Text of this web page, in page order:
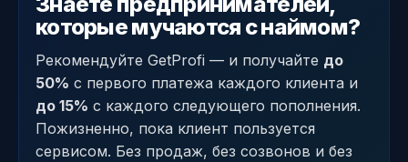
которые мучаются с наймом?
Рекомендуйте GetProfi — и получайте до
50% с первого платежа каждого клиента и
до 15% с каждого следующего пополнения.
Пожизненно, пока клиент пользуется
сервисом. Без продаж, без созвонов и без